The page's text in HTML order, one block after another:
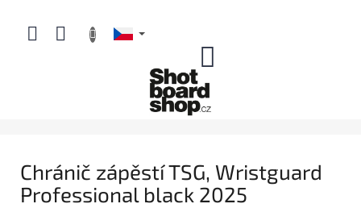
obsah
Chránič zápěstí TSG, Wristguard
Professional black 2025